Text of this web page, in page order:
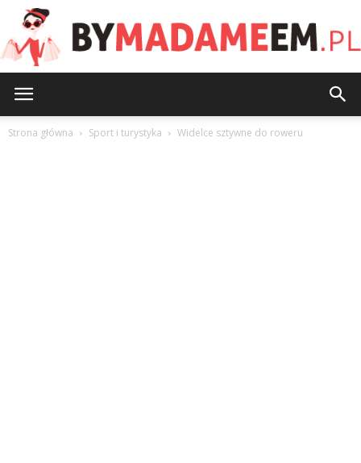
Strona główna Sport i turystyka Widelce sztywne do roweru